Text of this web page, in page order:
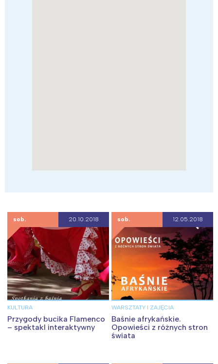
sob. 20.10.2018
KULTURA
Przygody bucika Flamenco
– spektakl interaktywny
sob. 12.05.2018
WARSZTATY I ZAJĘCIA
Baśnie afrykańskie.
Opowieści z różnych stron
świata